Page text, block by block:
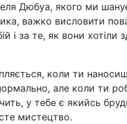
Дюбуа, якого ми
важко висловити
і за те, як вони хотіли
коли ти
але коли ти
у тебе є якийсь
мистецтво.